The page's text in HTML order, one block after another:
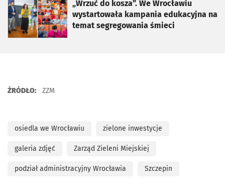
„Wrzuć do kosza”. We Wrocławiu
wystartowała kampania edukacyjna na
temat segregowania śmieci
otworzy się w nowej karcie
ŹRÓDŁO: ZZM
osiedla we Wrocławiu zielone inwestycje
galeria zdjęć Zarząd Zieleni Miejskiej
podział administracyjny Wrocławia Szczepin